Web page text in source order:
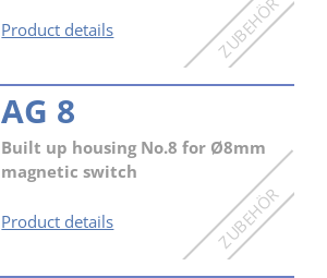
Product detailsAG
AG 8
Built up housing No.8 for Ø8mm
magnetic switch
Product detailsAG